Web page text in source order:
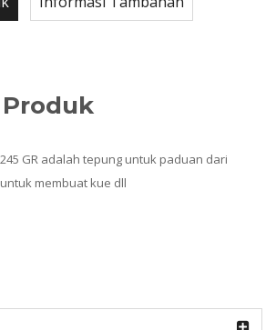
245 GR adalah tepung untuk paduan dari
membuat kue dll